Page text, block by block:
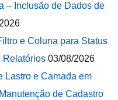
– Inclusão de Dados de
e Coluna para Status
Relatórios 03/08/2026
Lastro e Camada em
de Cadastro